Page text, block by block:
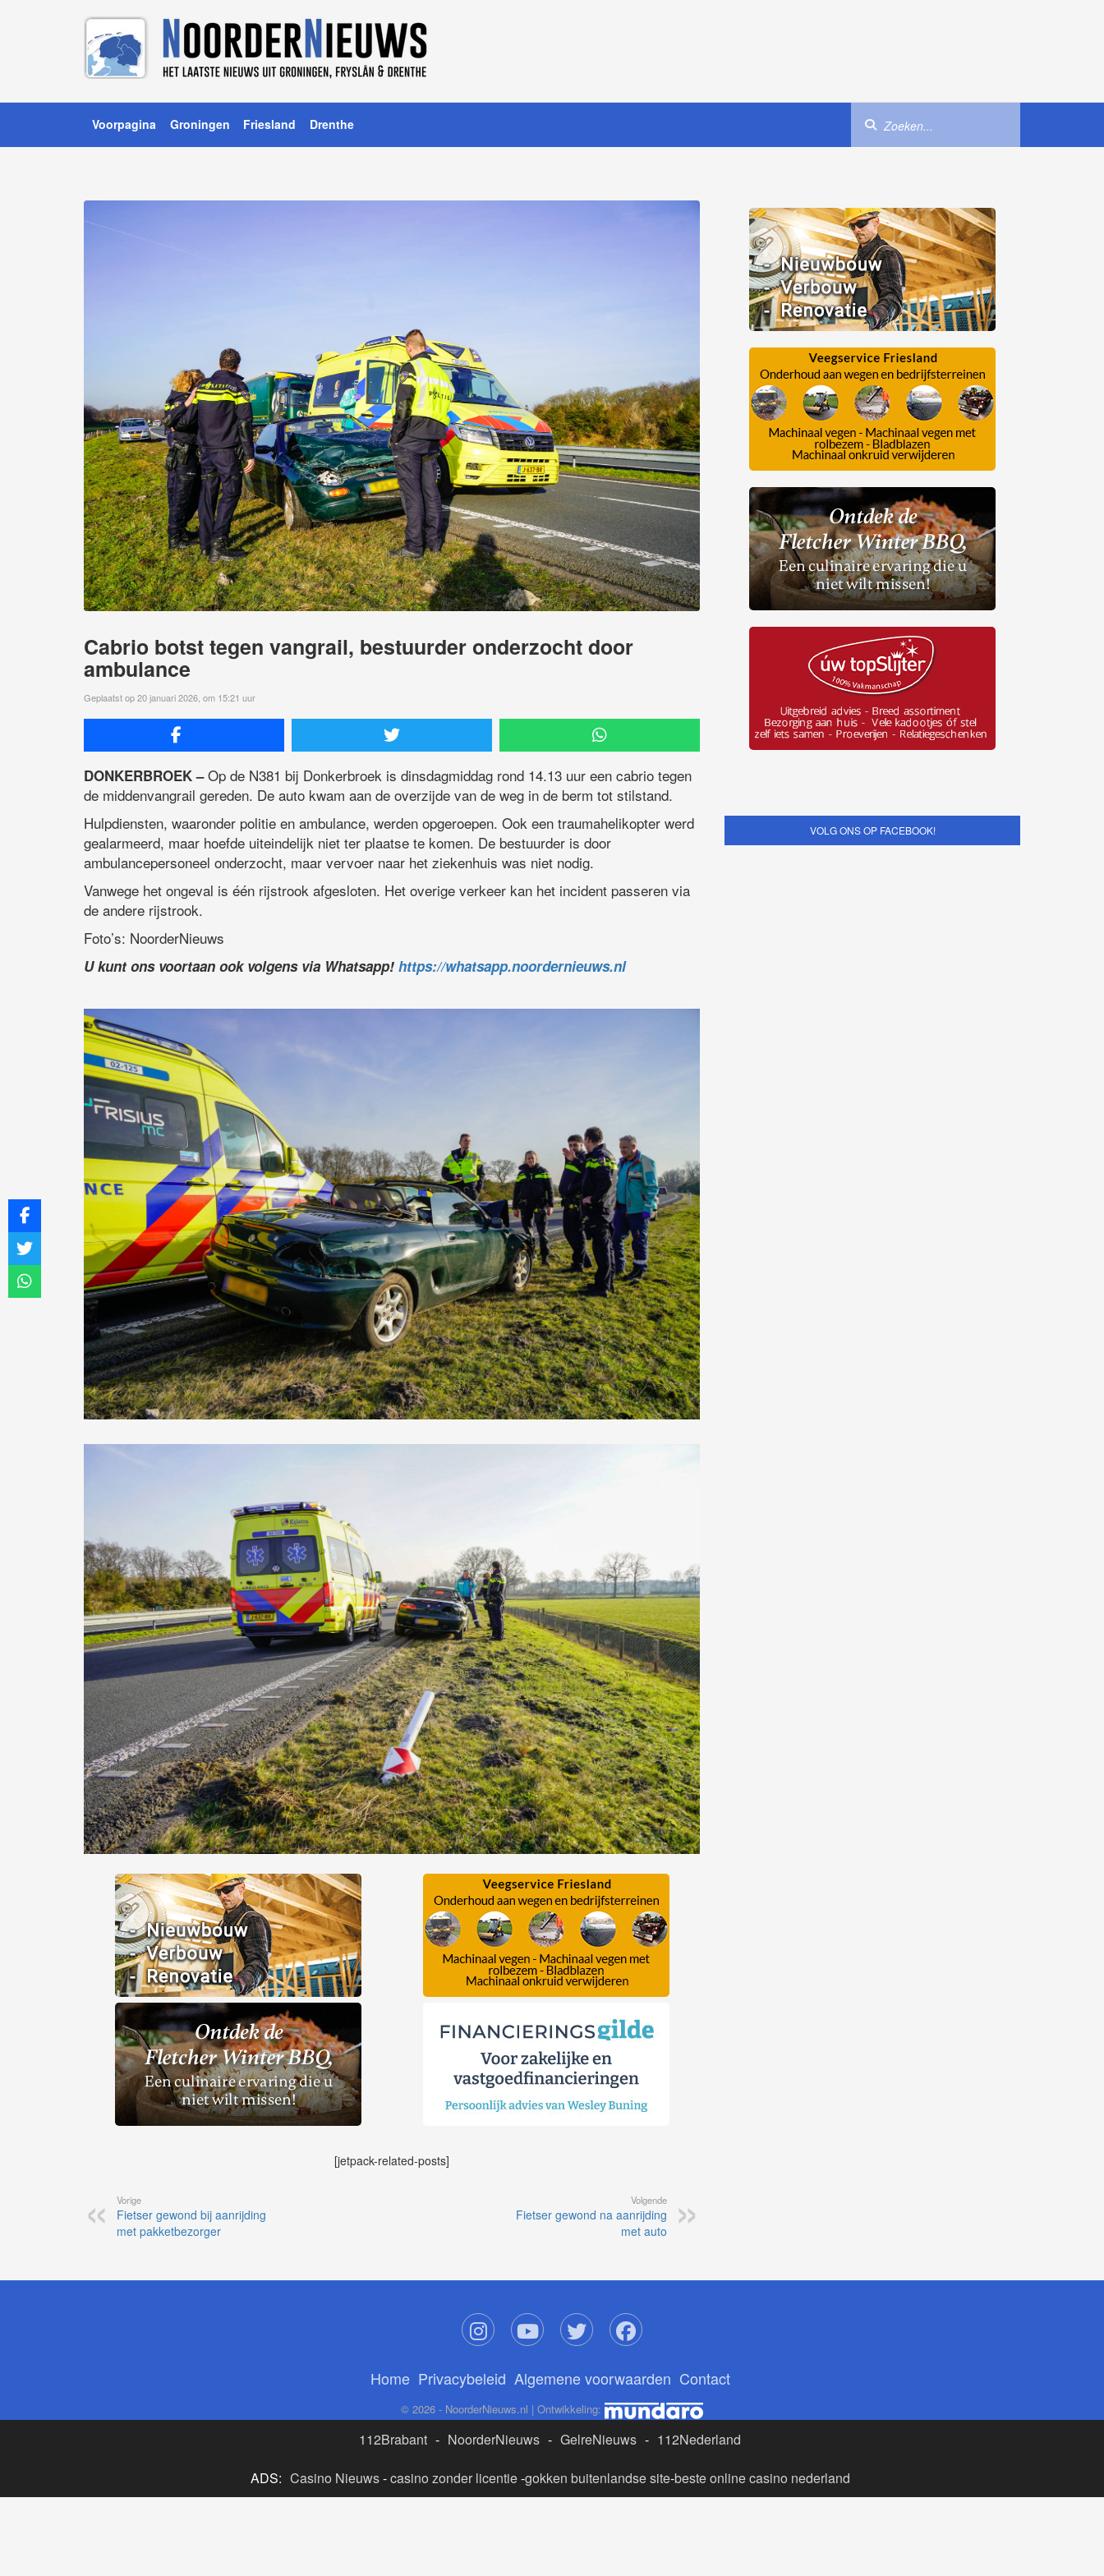
Voorpagina Groningen Friesland Drenthe
Cabrio botst tegen vangrail, bestuurder onderzocht door
ambulance
Geplaatst op 20 januari 2026, om 15:21 uur
DONKERBROEK –Op de N381 bij Donkerbroek is dinsdagmiddag rond 14.13 uur een cabrio tegen
de middenvangrail gereden. De auto kwam aan de overzijde van de weg in de berm tot stilstand.
Hulpdiensten, waaronder politie en ambulance, werden opgeroepen. Ook een traumahelikopter werd
gealarmeerd, maar hoefde uiteindelijk niet ter plaatse te komen. De bestuurder is door
ambulancepersoneel onderzocht, maar vervoer naar het ziekenhuis was niet nodig.
Vanwege het ongeval is één rijstrook afgesloten. Het overige verkeer kan het incident passeren via
de andere rijstrook.
Foto’s: NoorderNieuws
U kunt ons voortaan ook volgens via Whatsapp! https://whatsapp.noordernieuws.nl
[jetpack-related-posts]
Vorige
Fietser gewond bij aanrijding
met pakketbezorger
Volgende
Fietser gewond na aanrijding
met auto
VOLG ONS OP FACEBOOK!
Home Privacybeleid Algemene voorwaarden Contact
© 2026 - NoorderNieuws.nl | Ontwikkeling:
112Brabant - NoorderNieuws - GelreNieuws - 112Nederland
ADS: Casino Nieuws-casino zonder licentie-gokken buitenlandse site-beste online casino nederland